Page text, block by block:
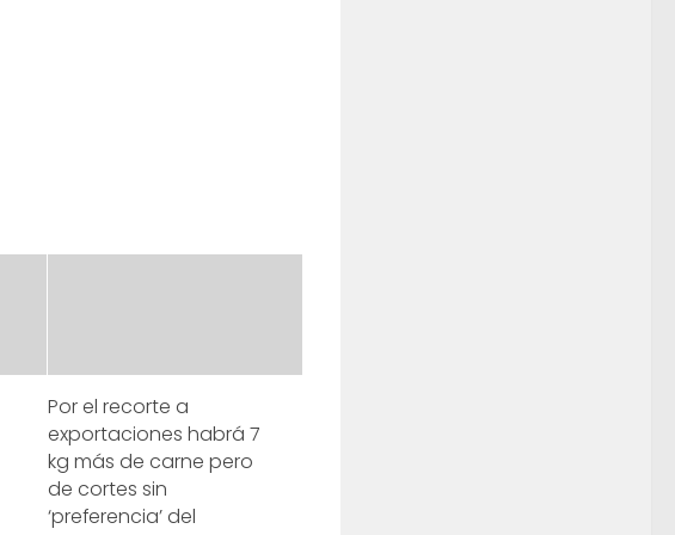
Por el recorte a
exportaciones habrá 7
kg más de carne pero
de cortes sin
‘preferencia’ del